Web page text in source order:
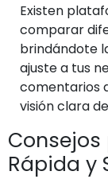
Existen
comparar
brindándote
ajuste a tus
comentarios
visión clara
Rápida y